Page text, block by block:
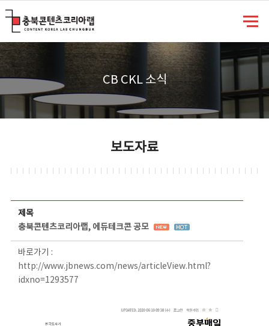
CB CKL 소식
보도자료
제목
충북콘텐츠코리아랩, 에듀테크콘 공모
바로가기 :
http://www.jbnews.com/news/articleView.html?
idxno=1293577